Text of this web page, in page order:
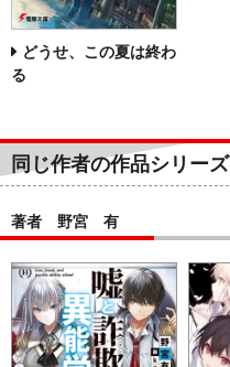
どうせ、この夏は終わ
る
同じ作者の作品シリーズ
著者 野宮 有